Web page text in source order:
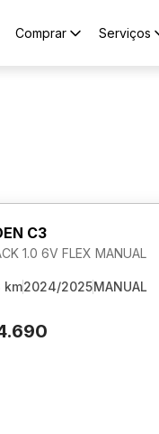
Comprar Serviços
C3
1.0 6V FLEX MANUAL
km2024/2025MANUAL